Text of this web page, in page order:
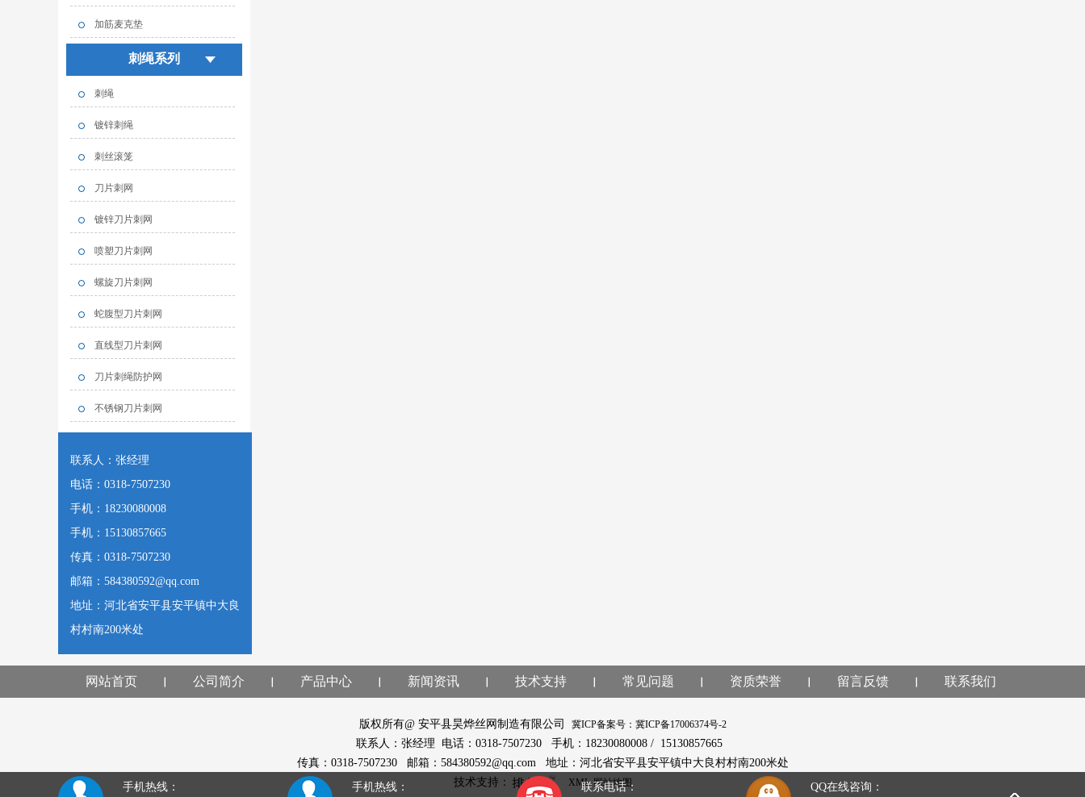
加筋麦克垫
刺绳系列
刺绳
镀锌刺绳
刺丝滚笼
刀片刺网
镀锌刀片刺网
喷塑刀片刺网
螺旋刀片刺网
蛇腹型刀片刺网
直线型刀片刺网
刀片刺绳防护网
不锈钢刀片刺网
联系人：张经理
电话：0318-7507230
手机：18230080008
手机：15130857665
传真：0318-7507230
邮箱：584380592@qq.com
地址：河北省安平县安平镇中大良
村村南200米处
网站首页 公司简介 产品中心 新闻资讯 技术支持 常见问题 资质荣誉 留言反馈 联系我们
版权所有@ 安平县昊烨丝网制造有限公司 冀ICP备案号：冀ICP备17006374号-2
联系人：张经理 电话：0318-7507230 手机：18230080008 / 15130857665
传真：0318-7507230 邮箱：584380592@qq.com 地址：河北省安平县安平镇中大良村村南200米处
技术支持：
XML 网站地图
手机热线： 手机热线： 联系电话： QQ在线咨询：